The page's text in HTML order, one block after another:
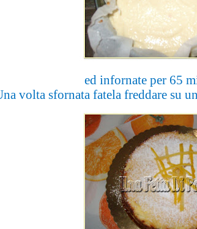
ed infornate per 65
volta sfornata fatela freddare su